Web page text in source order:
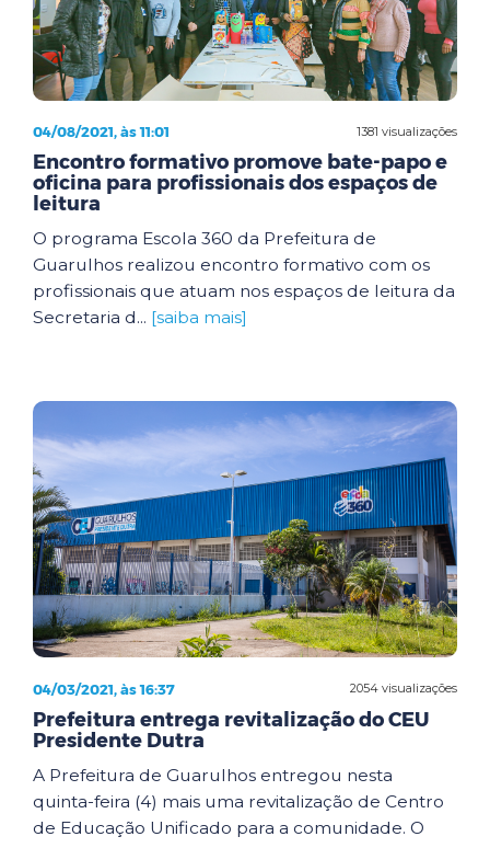
1381 visualizações
04/08/2021, às 11:01
Encontro formativo promove bate-papo e
oficina para profissionais dos espaços de
leitura
O programa Escola 360 da Prefeitura de
Guarulhos realizou encontro formativo com os
profissionais que atuam nos espaços de leitura da
Secretaria d... [saiba mais]
2054 visualizações
04/03/2021, às 16:37
Prefeitura entrega revitalização do CEU
Presidente Dutra
A Prefeitura de Guarulhos entregou nesta
quinta-feira (4) mais uma revitalização de Centro
de Educação Unificado para a comunidade. O